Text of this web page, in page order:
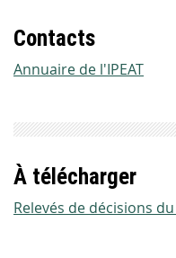
Contacts
Annuaire de l'IPEAT
À télécharger
Relevés de décisions